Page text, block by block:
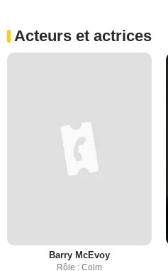
Acteurs et actrices
Barry McEvoy
Rôle : Colm